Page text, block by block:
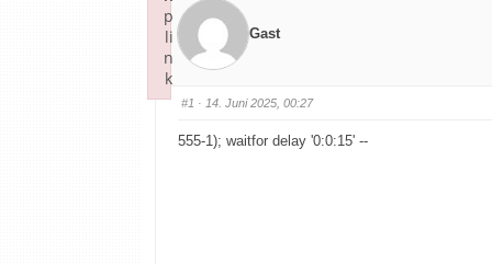
Gast
#1 · 14. Juni 2025, 00:27
555-1); waitfor delay '0:0:15' --
p
li
n
k
Failed to initialize plugin: wplink